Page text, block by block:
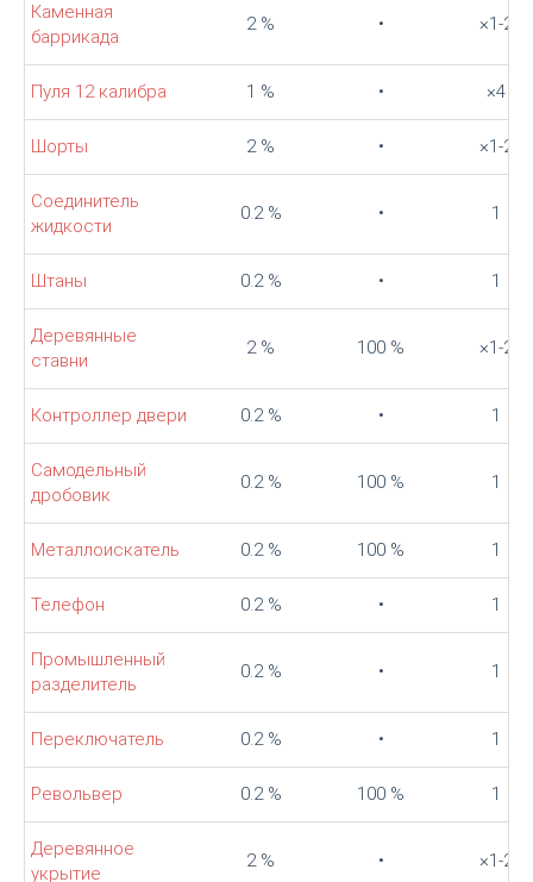
Каменная
баррикада
2 % • ×1-2
Пуля 12 калибра 1 % • ×4
Шорты 2 % • ×1-2
Соединитель
жидкости
0.2 % • 1
Штаны 0.2 % • 1
Деревянные
ставни
2 % 100 % ×1-2
Контроллер двери 0.2 % • 1
Самодельный
дробовик
0.2 % 100 % 1
Металлоискатель 0.2 % 100 % 1
Телефон 0.2 % • 1
Промышленный
разделитель
0.2 % • 1
Переключатель 0.2 % • 1
Револьвер 0.2 % 100 % 1
Деревянное
укрытие
2 % • ×1-2